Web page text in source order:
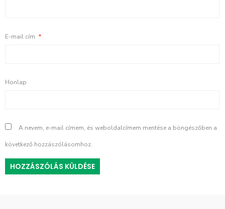
E-mail cím *
Honlap
A nevem, e-mail címem, és weboldalcímem mentése a böngészőben a
következő hozzászólásomhoz.